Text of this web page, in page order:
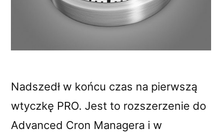
Nadszedł w końcu czas na pierwszą
wtyczkę PRO. Jest to rozszerzenie do
Advanced Cron Managera i w